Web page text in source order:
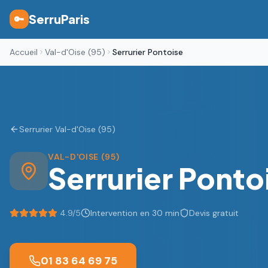
🔑 SerruParis
Accueil Val-d'Oise (95) Serrurier Pontoise
Serrurier Val-d'Oise (95)
VAL-D'OISE (95)
Serrurier
4.9/5 Intervention en 30 min Devis gratuit
01 83 64 69 75